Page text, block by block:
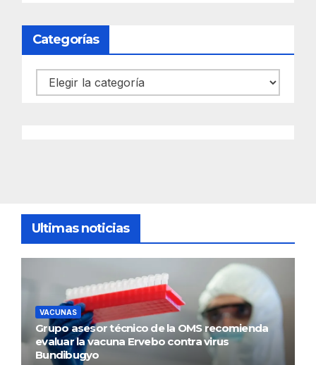
Categorías
Categorías
Ultimas noticias
VACUNAS
Grupo asesor técnico de la OMS recomienda
evaluar la vacuna Ervebo contra virus
Bundibugyo